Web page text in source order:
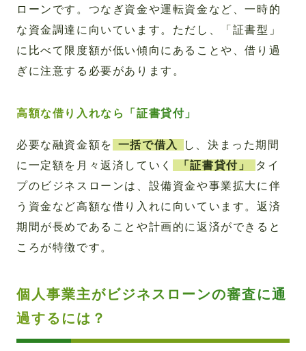
ローンです。つなぎ資金や運転資金など、一時的
な資金調達に向いています。ただし、「証書型」
に比べて限度額が低い傾向にあることや、借り過
ぎに注意する必要があります。
高額な借り入れなら「証書貸付」
必要な融資金額を 一括で借入
し、決まった期間
に一定額を月々返済していく
「証書貸付」
タイ
プのビジネスローンは、設備資金や事業拡大に伴
う資金など高額な借り入れに向いています。返済
期間が長めであることや計画的に返済ができると
ころが特徴です。
個人事業主がビジネスローンの審査に通
過するには？